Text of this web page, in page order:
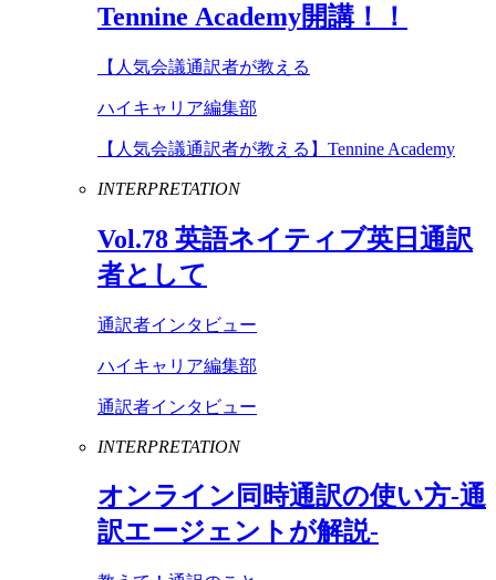
Tennine Academy開講！！
【人気会議通訳者が教える
ハイキャリア編集部
【人気会議通訳者が教える】Tennine Academy
INTERPRETATION
Vol.78 英語ネイティブ英日通訳
者として
通訳者インタビュー
ハイキャリア編集部
通訳者インタビュー
INTERPRETATION
オンライン同時通訳の使い方-通
訳エージェントが解説-